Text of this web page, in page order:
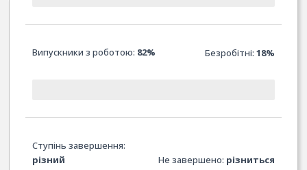
Випускники з роботою: 82% Безробітні:18%
Ступінь завершення:
різний
Не завершено: різниться